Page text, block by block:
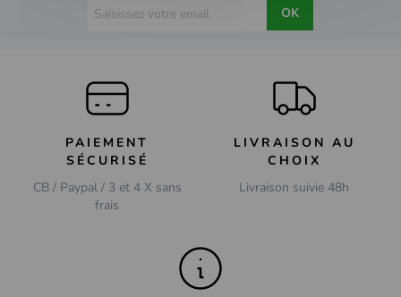
OK
PAIEMENT
SÉCURISÉ
CB / Paypal / 3 et 4 X sans
frais
LIVRAISON AU
CHOIX
Livraison suivie 48h